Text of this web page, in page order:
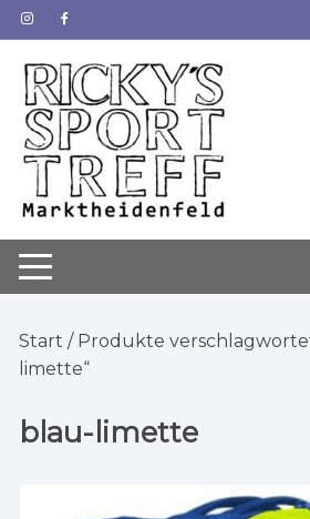
Zum
Inhalt
springen
Start / Produkte
limette“
blau-limette